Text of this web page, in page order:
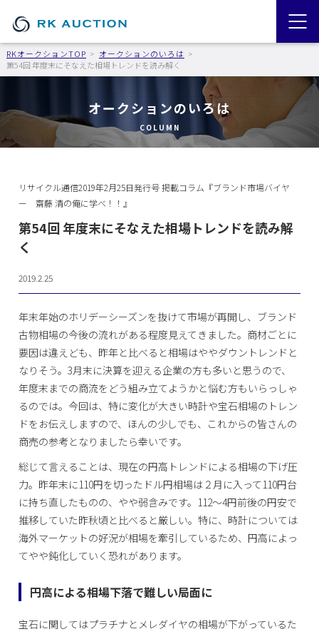
RKオークションTOP
オークションのいろは
第54回 年度末にそなえた相場トレンドを読み解く
オークションのいろは
COLUMN
リサイクル通信2019年2月25日発行号 掲載コラム『ブランド市場バイヤ
ー 齋藤 清の俺に学べ！！』
第54回 年度末にそなえた相場トレンドを読み解
く
2019.2.25
年末年始のホリデーシーズンを抜けて市場が再開し、ブランド
古物相場の今後の流れがある程度見えてきました。商材ごとに
要因は違えども、昨年と比べると相場はややダウントレンドと
なりそう。3月末に決算を迎える企業の方も多いと思うので、
年度末までの商流をどう組み立てようかと悩む方もいらっしゃ
るのでは。今回は、特に変化が大きい時計や宝石相場のトレン
ドをお伝えしますので、ほんの少しでも、これからの皆さんの
商売の参考となりましたら幸いです。
総じて言えることは、現在の円高トレンドによる相場の下げ圧
力。昨年末に110円を切ったドル円相場は２月に入って110円台
に持ち直したものの、やや弱含みです。112～4円前後の円安で
推移していた昨秋頃と比べると厳しい。特に、時計については
海外マーケットの好況が相場を牽引しているため、円高によっ
てやや鈍化していく恐れがあります。
円高による相場下落で難しい局面に
宝石に関してはプラチナとメレダイヤの相場が下がっているた